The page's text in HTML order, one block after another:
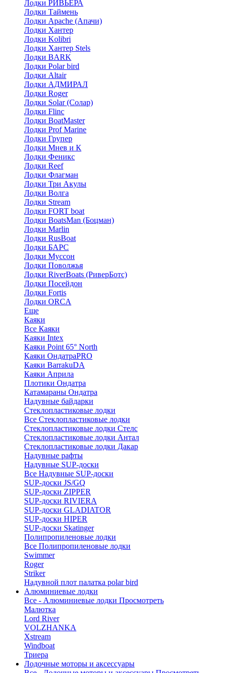
Лодки РИВЬЕРА
Лодки Таймень
Лодки Apache (Апачи)
Лодки Хантер
Лодки Kolibri
Лодки Хантер Stels
Лодки BARK
Лодки Polar bird
Лодки Altair
Лодки АДМИРАЛ
Лодки Roger
Лодки Solar (Солар)
Лодки Flinc
Лодки BoatMaster
Лодки Prof Marine
Лодки Групер
Лодки Мнев и К
Лодки Феникс
Лодки Reef
Лодки Флагман
Лодки Три Акулы
Лодки Волга
Лодки Stream
Лодки FORT boat
Лодки BoatsMan (Боцман)
Лодки Marlin
Лодки RusBoat
Лодки БАРС
Лодки Муссон
Лодки Поволжья
Лодки RiverBoats (РиверБотс)
Лодки Посейдон
Лодки Fortis
Лодки ORCA
Еще
Каяки
Все Каяки
Каяки Intex
Каяки Point 65° North
Каяки ОндатраPRO
Каяки BarrakuDA
Каяки Априла
Плотики Ондатра
Катамараны Ондатра
Надувные байдарки
Стеклопластиковые лодки
Все Стеклопластиковые лодки
Стеклопластиковые лодки Стелс
Стеклопластиковые лодки Антал
Стеклопластиковые лодки Дакар
Надувные рафты
Надувные SUP-доски
Все Надувные SUP-доски
SUP-доски JS/GQ
SUP-доски ZIPPER
SUP-доски RIVIERA
SUP-доски GLADIATOR
SUP-доски HIPER
SUP-доски Skatinger
Полипропиленовые лодки
Все Полипропиленовые лодки
Swimmer
Roger
Striker
Надувной плот палатка polar bird
Алюминиевые лодки
Все - Алюминиевые лодки Просмотреть
Малютка
Lord River
VOLZHANKA
Xstream
Windboat
Триера
Лодочные моторы и аксессуары